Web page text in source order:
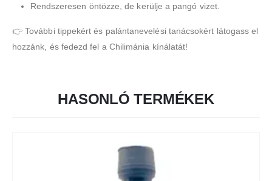
Rendszeresen öntözze, de kerülje a pangó vizet.
👉 További tippekért és palántanevelési tanácsokért látogass el
hozzánk, és fedezd fel a Chilimánia kínálatát!
HASONLÓ TERMÉKEK